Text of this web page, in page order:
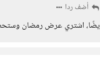
أضف ردا
اشتري عرض رمضان